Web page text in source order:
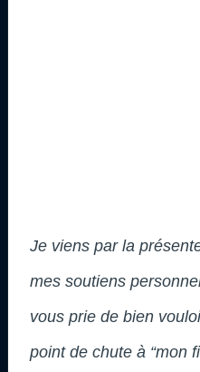
Je viens par la
mes soutiens
vous prie de bien
point de chute à “mon